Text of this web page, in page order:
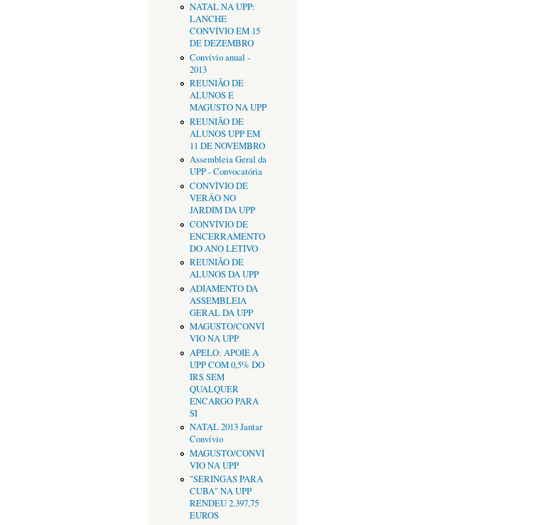
NATAL NA UPP:
LANCHE
CONVÍVIO EM 15
DE DEZEMBRO
Convívio anual -
2013
REUNIÃO DE
ALUNOS E
MAGUSTO NA UPP
REUNIÃO DE
ALUNOS UPP EM
11 DE NOVEMBRO
Assembleia Geral da
UPP - Convocatória
CONVÌVIO DE
VERÂO NO
JARDIM DA UPP
CONVÍVIO DE
ENCERRAMENTO
DO ANO LETIVO
REUNIÃO DE
ALUNOS DA UPP
ADIAMENTO DA
ASSEMBLEIA
GERAL DA UPP
MAGUSTO/CONVÍ
VIO NA UPP
APELO: APOIE A
UPP COM 0,5% DO
IRS SEM
QUALQUER
ENCARGO PARA
SI
NATAL 2013 Jantar
Convívio
MAGUSTO/CONVÍ
VIO NA UPP
"SERINGAS PARA
CUBA" NA UPP
RENDEU 2.397,75
EUROS